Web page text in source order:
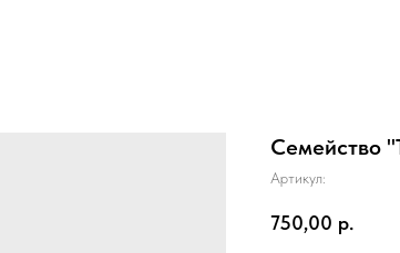
Семейство
Артикул:
750,00 р.